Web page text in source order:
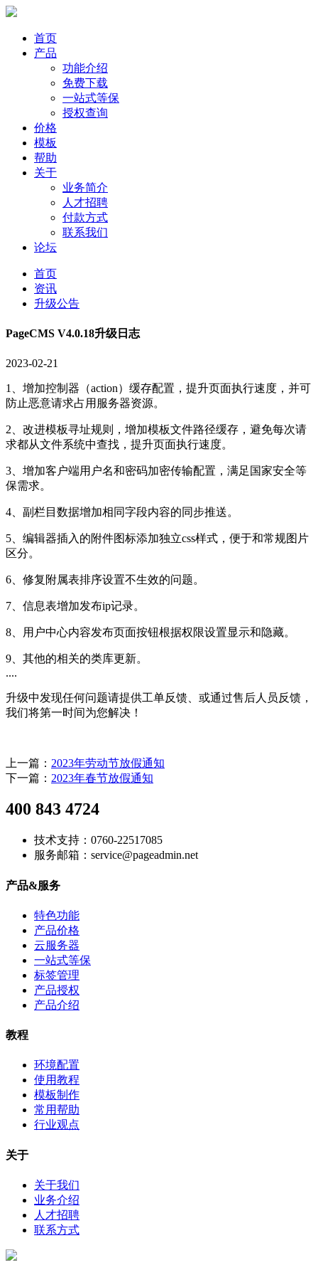
首页
产品
功能介绍
免费下载
一站式等保
授权查询
价格
模板
帮助
关于
业务简介
人才招聘
付款方式
联系我们
论坛
首页
资讯
升级公告
PageCMS V4.0.18升级日志
2023-02-21
1、增加控制器（action）缓存配置，提升页面执行速度，并可
防止恶意请求占用服务器资源。
2、改进模板寻址规则，增加模板文件路径缓存，避免每次请
求都从文件系统中查找，提升页面执行速度。
3、增加客户端用户名和密码加密传输配置，满足国家安全等
保需求。
4、副栏目数据增加相同字段内容的同步推送。
5、编辑器插入的附件图标添加独立css样式，便于和常规图片
区分。
6、修复附属表排序设置不生效的问题。
7、信息表增加发布ip记录。
8、用户中心内容发布页面按钮根据权限设置显示和隐藏。
9、其他的相关的类库更新。
....
升级中发现任何问题请提供工单反馈、或通过售后人员反馈，
我们将第一时间为您解决！
上一篇： 2023年劳动节放假通知
下一篇： 2023年春节放假通知
400 843 4724
技术支持：0760-22517085
服务邮箱：service@pageadmin.net
产品&服务
特色功能
产品价格
云服务器
一站式等保
标签管理
产品授权
产品介绍
教程
环境配置
使用教程
模板制作
常用帮助
行业观点
关于
关于我们
业务介绍
人才招聘
联系方式